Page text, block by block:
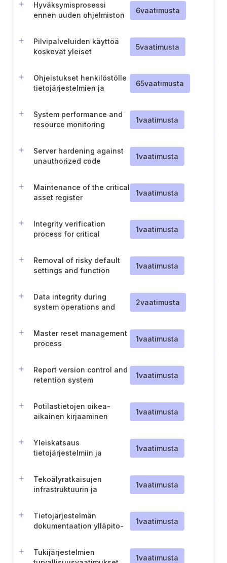
Hyväksymisprosessi
ennen uuden ohjelmiston
6vaatimusta
Pilvipalveluiden käyttöä
koskevat yleiset
5vaatimusta
Ohjeistukset henkilöstölle
tietojärjestelmien ja
65vaatimusta
System performance and
resource monitoring
1vaatimusta
Server hardening against
unauthorized code
1vaatimusta
Maintenance of the critical
asset register
1vaatimusta
Integrity verification
process for critical
1vaatimusta
Removal of risky default
settings and function
1vaatimusta
Data integrity during
system operations and
2vaatimusta
Master reset management
process
1vaatimusta
Report version control and
retention system
1vaatimusta
Potilastietojen oikea-
aikainen kirjaaminen
1vaatimusta
Yleiskatsaus
tietojärjestelmiin ja
1vaatimusta
Tekoälyratkaisujen
infrastruktuurin ja
1vaatimusta
Tietojärjestelmän
dokumentaation ylläpito-
1vaatimusta
Tukijärjestelmien
1vaatimusta